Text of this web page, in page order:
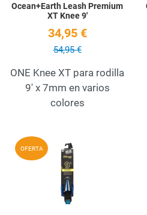
Ocean+Earth Leash Premium
XT Knee 9'
34,95 €
54,95 €
ONE Knee XT para rodilla
9' x 7mm en varios
colores
OFERTA